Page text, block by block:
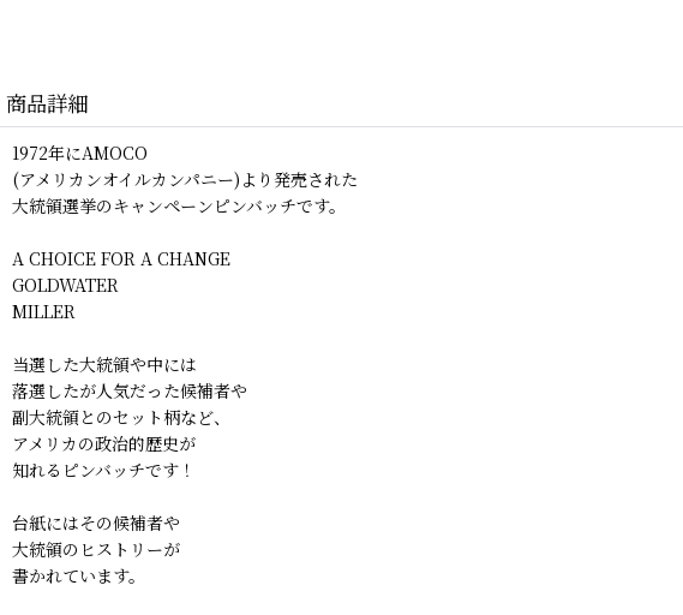
商品詳細
1972年にAMOCO
(アメリカンオイルカンパニー)より発売された
大統領選挙のキャンペーンピンバッチです。
A CHOICE FOR A CHANGE
GOLDWATER
MILLER
当選した大統領や中には
落選したが人気だった候補者や
副大統領とのセット柄など、
アメリカの政治的歴史が
知れるピンバッチです！
台紙にはその候補者や
大統領のヒストリーが
書かれています。